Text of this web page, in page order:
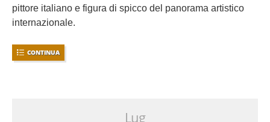
pittore italiano e figura di spicco del panorama artistico
internazionale.
CONTINUA
Lug